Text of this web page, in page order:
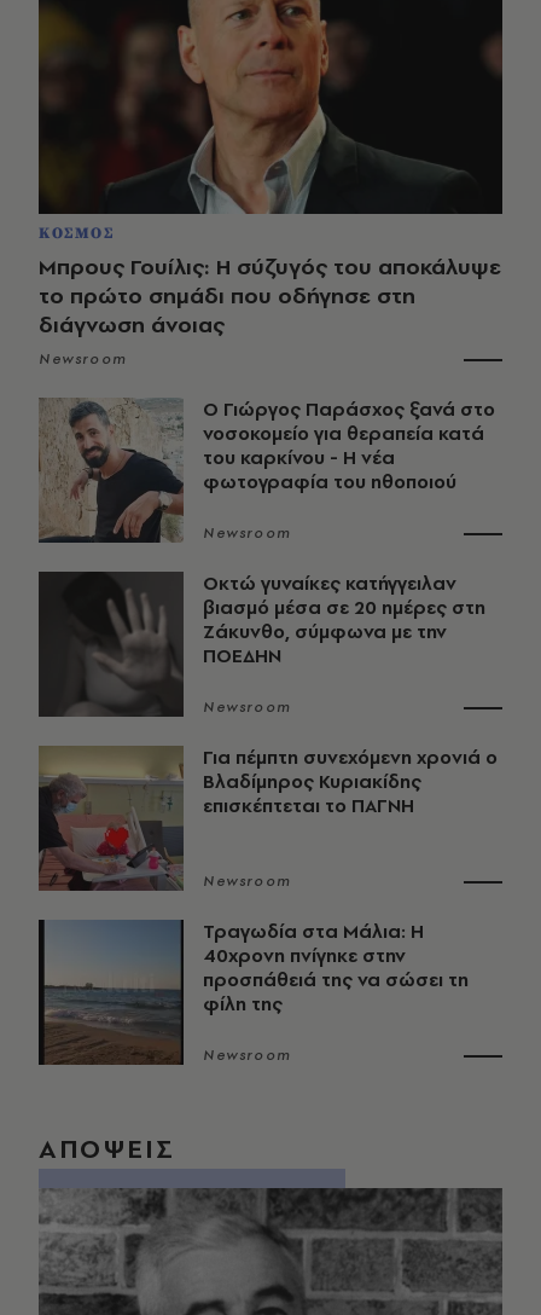
ΚΟΣΜΟΣ
Μπρους Γουίλις: Η σύζυγός του αποκάλυψε
το πρώτο σημάδι που οδήγησε στη
διάγνωση άνοιας
Newsroom
O Γιώργος Παράσχος ξανά στο
νοσοκομείο για θεραπεία κατά
του καρκίνου - Η νέα
φωτογραφία του ηθοποιού
Newsroom
Οκτώ γυναίκες κατήγγειλαν
βιασμό μέσα σε 20 ημέρες στη
Ζάκυνθο, σύμφωνα με την
ΠΟΕΔΗΝ
Newsroom
Για πέμπτη συνεχόμενη χρονιά ο
Βλαδίμηρος Κυριακίδης
επισκέπτεται το ΠΑΓΝΗ
Newsroom
Τραγωδία στα Μάλια: Η
40χρονη πνίγηκε στην
προσπάθειά της να σώσει τη
φίλη της
Newsroom
ΑΠΟΨΕΙΣ